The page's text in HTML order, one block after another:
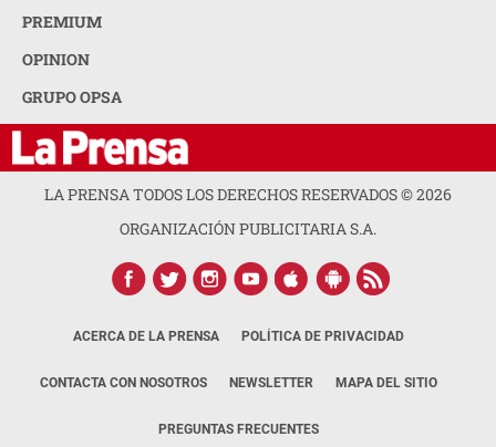
PREMIUM
OPINION
GRUPO OPSA
LA PRENSA TODOS LOS DERECHOS RESERVADOS ©2026
ORGANIZACIÓN PUBLICITARIA S.A.
ACERCA DE LA PRENSA POLÍTICA DE PRIVACIDAD
CONTACTA CON NOSOTROS NEWSLETTER MAPA DEL SITIO
PREGUNTAS FRECUENTES